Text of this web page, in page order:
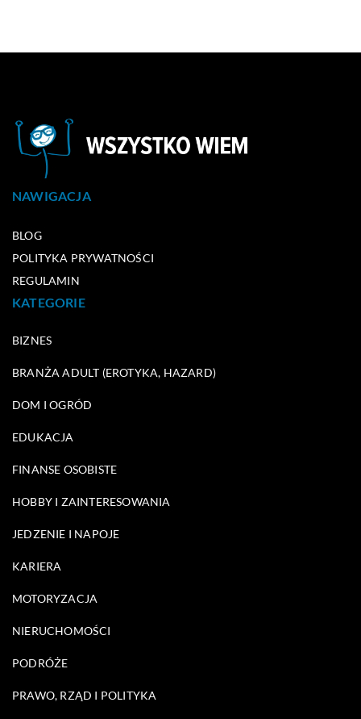
NAWIGACJA
BLOG
POLITYKA PRYWATNOŚCI
REGULAMIN
KATEGORIE
BIZNES
BRANŻA ADULT (EROTYKA, HAZARD)
DOM I OGRÓD
EDUKACJA
FINANSE OSOBISTE
HOBBY I ZAINTERESOWANIA
JEDZENIE I NAPOJE
KARIERA
MOTORYZACJA
NIERUCHOMOŚCI
PODRÓŻE
PRAWO, RZĄD I POLITYKA